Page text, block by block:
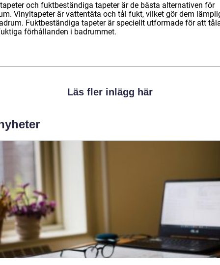
och fuktbeständiga tapeter är de bästa alternativen för
Vinyltapeter är vattentäta och tål fukt, vilket gör dem
Fuktbeständiga tapeter är speciellt utformade för att
förhållanden i badrummet.
Läs fler inlägg här